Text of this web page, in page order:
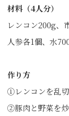
材料（4人分）
レンコン200g、
人参各1個、水
作り方
①レンコンを乱切
②豚肉と野菜を炒